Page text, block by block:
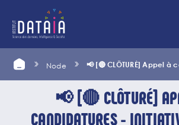
main
Node 📢 [🔴 CLÔTURÉ] Appel
📢 [🔴 CLÔTURÉ]
CANDIDATURES -
Cookies management panel